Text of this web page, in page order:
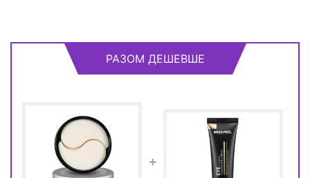
РАЗОМ ДЕШЕВШЕ
+